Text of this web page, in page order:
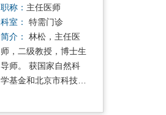
职称： 主任医师
科室：
特需门诊
简介：
师，二级教授，博士生
导师。 获国家自然科
学基金和北京市科技…